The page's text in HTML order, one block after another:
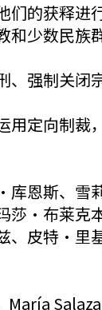
的获释进
和少数民
、强制关
用定向制
库恩斯、
莎·布莱
皮特·里